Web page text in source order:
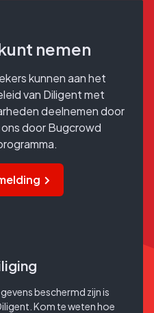
nemen
kunnen aan het
van Diligent met
deelnemen door
door Bugcrowd
beschermd zijn is
Kom te weten hoe